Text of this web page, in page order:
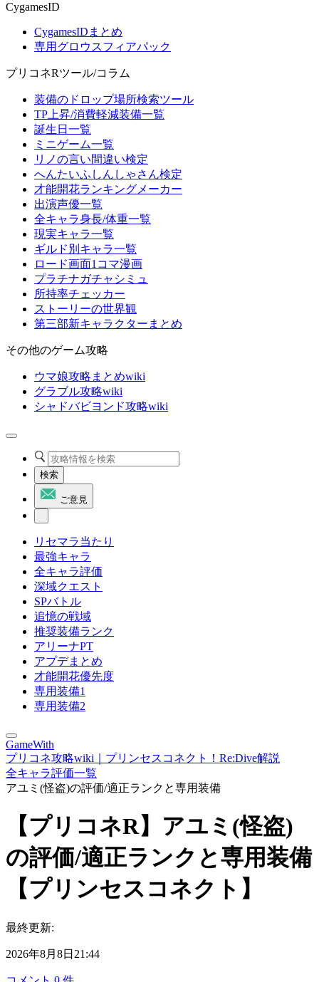
CygamesID
CygamesIDまとめ
専用グロウスフィアパック
プリコネRツール/コラム
装備のドロップ場所検索ツール
TP上昇/消費軽減装備一覧
誕生日一覧
ミニゲーム一覧
リノの言い間違い検定
へんたいふしんしゃさん検定
才能開花ランキングメーカー
出演声優一覧
全キャラ身長/体重一覧
現実キャラ一覧
ギルド別キャラ一覧
ロード画面1コマ漫画
プラチナガチャシミュ
所持率チェッカー
ストーリーの世界観
第三部新キャラクターまとめ
その他のゲーム攻略
ウマ娘攻略まとめwiki
グラブル攻略wiki
シャドバビヨンド攻略wiki
検索
ご意見
リセマラ当たり
最強キャラ
全キャラ評価
深域クエスト
SPバトル
追憶の戦域
推奨装備ランク
アリーナPT
アプデまとめ
才能開花優先度
専用装備1
専用装備2
GameWith
プリコネ攻略wiki｜プリンセスコネクト！Re:Dive解説
全キャラ評価一覧
アユミ(怪盗)の評価/適正ランクと専用装備
【プリコネR】アユミ(怪盗)
の評価/適正ランクと専用装備
【プリンセスコネクト】
最終更新:
2026年8月8日21:44